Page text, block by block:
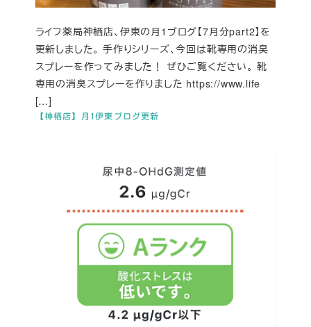
【神栖店】月1伊東ブログ更新
ライフ薬局神栖店、伊東の月1ブログ【7月分part2】を
更新しました。 手作りシリーズ、今回は靴専用の消臭
スプレーを作ってみました！ ぜひご覧ください。 靴
専用の消臭スプレーを作りました https://www.life
[…]